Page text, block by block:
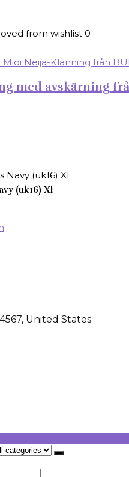
from wishlist 0
med avskärning
(uk16) Xl
United States